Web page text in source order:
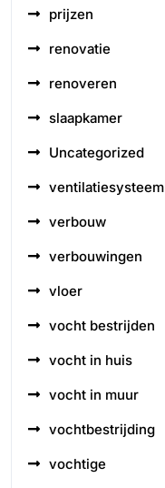
prijzen
renovatie
renoveren
slaapkamer
Uncategorized
ventilatiesysteem
verbouw
verbouwingen
vloer
vocht bestrijden
vocht in huis
vocht in muur
vochtbestrijding
vochtige